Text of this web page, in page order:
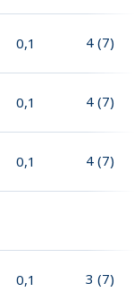
0,1 4 (7)
0,1 4 (7)
0,1 4 (7)
0,1 3 (7)